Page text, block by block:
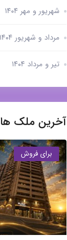
شهریور و مهر ۱۴۰۴
مرداد و شهریور ۱۴۰۴
تیر و مرداد ۱۴۰۴
آخرین ملک ها
برای فروش